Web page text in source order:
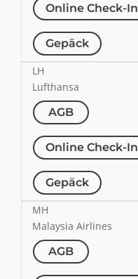
Online Check-In
Gepäck
LH
Lufthansa
AGB
Online Check-In
Gepäck
MH
Malaysia Airlines
AGB